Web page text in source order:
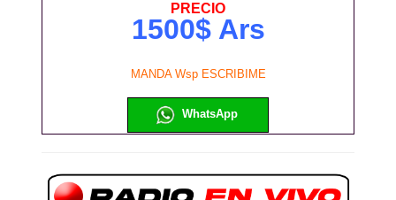
PRECIO
1500$ Ars
MANDA Wsp ESCRIBIME
WhatsApp